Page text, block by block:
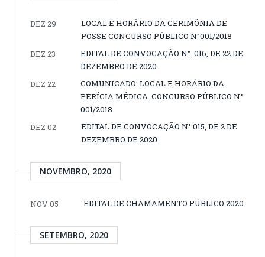
DEZ 29
LOCAL E HORÁRIO DA CERIMÔNIA DE
POSSE CONCURSO PÚBLICO N°001/2018
DEZ 23
EDITAL DE CONVOCAÇÃO N°. 016, DE 22 DE
DEZEMBRO DE 2020.
DEZ 22
COMUNICADO: LOCAL E HORÁRIO DA
PERÍCIA MÉDICA. CONCURSO PÚBLICO N°
001/2018
DEZ 02
EDITAL DE CONVOCAÇÃO N° 015, DE 2 DE
DEZEMBRO DE 2020
NOVEMBRO, 2020
NOV 05 EDITAL DE CHAMAMENTO PÚBLICO 2020
SETEMBRO, 2020